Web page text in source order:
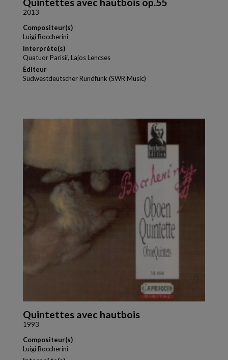
Quintettes avec hautbois op.55
2013
Compositeur(s)
Luigi Boccherini
Interprète(s)
Quatuor Parisii, Lajos Lencses
Éditeur
Südwestdeutscher Rundfunk (SWR Music)
Quintettes avec hautbois
1993
Compositeur(s)
Luigi Boccherini